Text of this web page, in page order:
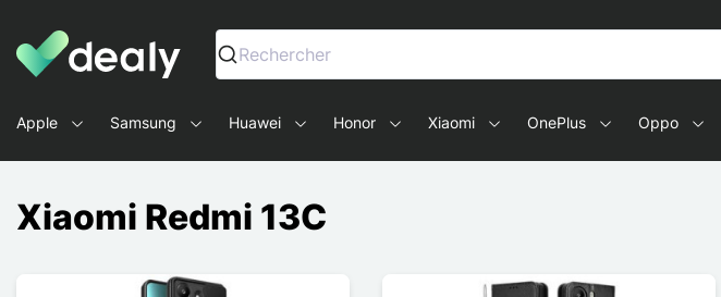
Dealy - Hüllen und Zubehör für Smartphones und Tablets
Rechercher
Apple Samsung Huawei Honor Xiaomi OnePlus Oppo
Xiaomi Redmi 13C